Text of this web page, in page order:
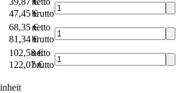
47,45 €brutto*
68,35 €netto
81,34 €brutto*
102,58 €
netto
122,07 €brutto*